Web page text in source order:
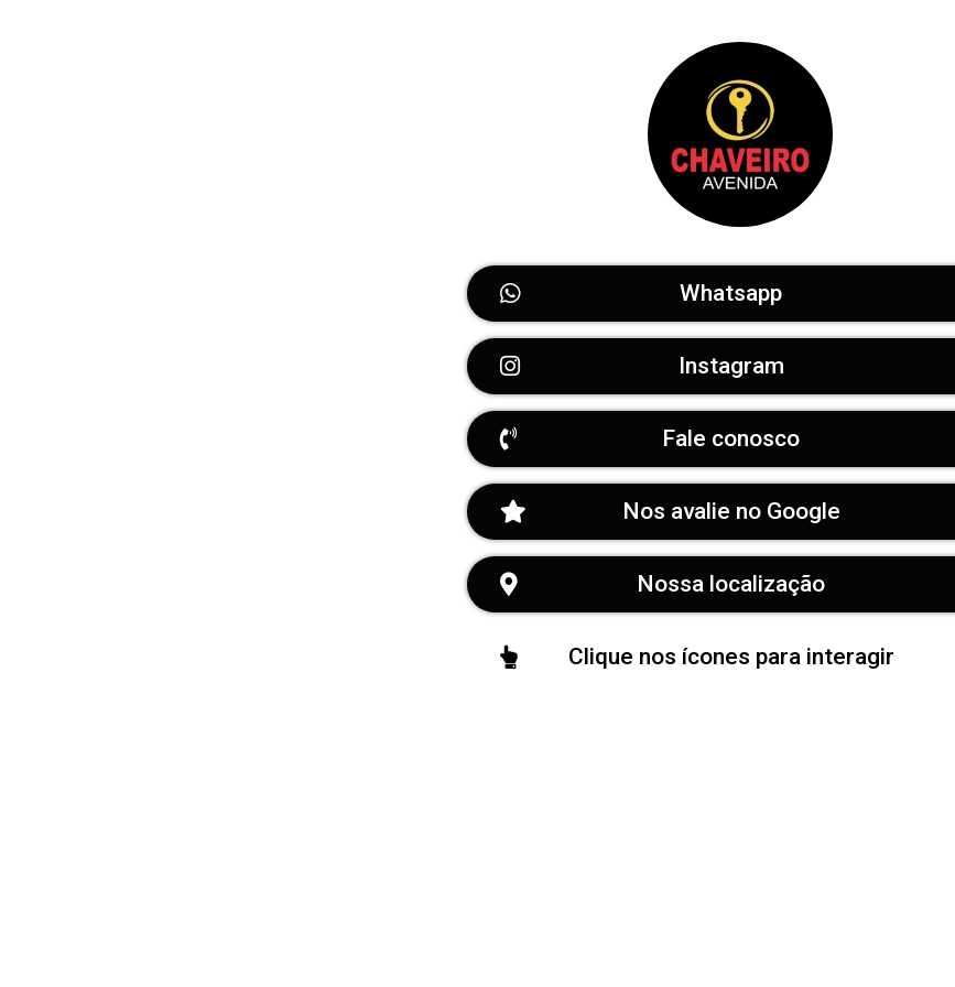
Whatsapp
Instagram
Fale conosco
Nos avalie no Google
Nossa localização
Clique nos ícones para interagir